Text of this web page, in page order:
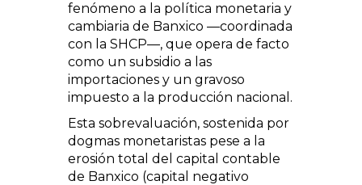
fenómeno a la política monetaria y
cambiaria de Banxico —coordinada
con la SHCP—, que opera de facto
como un subsidio a las
importaciones y un gravoso
impuesto a la producción nacional.
Esta sobrevaluación, sostenida por
dogmas monetaristas pese a la
erosión total del capital contable
de Banxico (capital negativo